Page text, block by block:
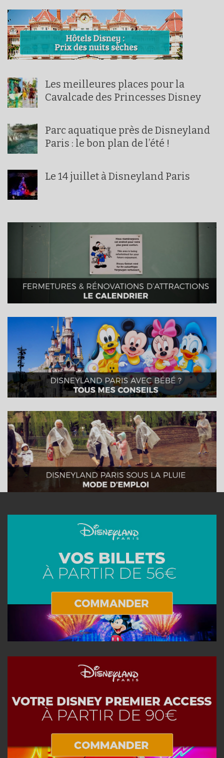
Les meilleures places pour la
Cavalcade des Princesses Disney
Parc aquatique près de Disneyland
Paris : le bon plan de l’été !
Le 14 juillet à Disneyland Paris